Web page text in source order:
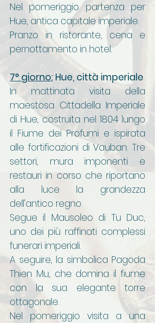
Nel pomeriggio partenza per
Hue, antica capitale imperiale.
Pranzo in ristorante, cena e
pernottamento in hotel.
7° giorno: Hue, città imperiale
In mattinata visita della
maestosa Cittadella Imperiale
di Hue, costruita nel 1804 lungo
il Fiume dei Profumi e ispirata
alle fortificazioni di Vauban. Tre
settori, mura imponenti e
restauri in corso che riportano
alla luce la grandezza
dell’antico regno.
Segue il Mausoleo di Tu Duc,
uno dei più raffinati complessi
funerari imperiali.
A seguire, la simbolica Pagoda
Thien Mu, che domina il fiume
con la sua elegante torre
ottagonale.
Nel pomeriggio visita a una